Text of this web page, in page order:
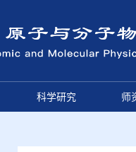
科学研究 师